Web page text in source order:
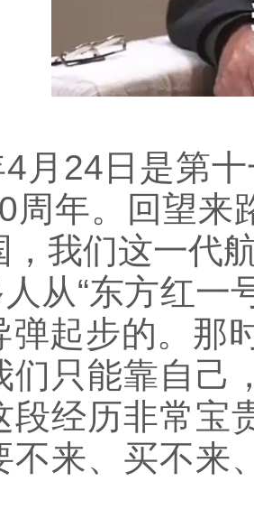
月24日是第
周年。回望来
，我们这一代
从“东方红一
弹起步的。那
们只能靠自己
段经历非常宝
不来、买不